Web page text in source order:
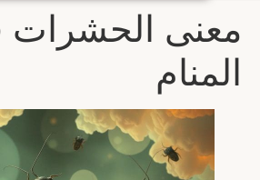
معنى
المنام